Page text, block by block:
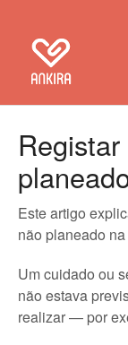
Este artigo
não planeado
Um cuidado ou
não estava
realizar — por